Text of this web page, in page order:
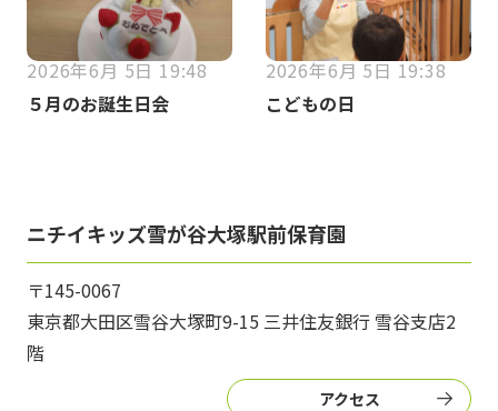
2026年6月 5日 19:48
５月のお誕生日会
2026年6月 5日 19:38
こどもの日
ニチイキッズ雪が谷大塚駅前保育園
〒145-0067
東京都大田区雪谷大塚町9-15 三井住友銀行 雪谷支店2
階
アクセス